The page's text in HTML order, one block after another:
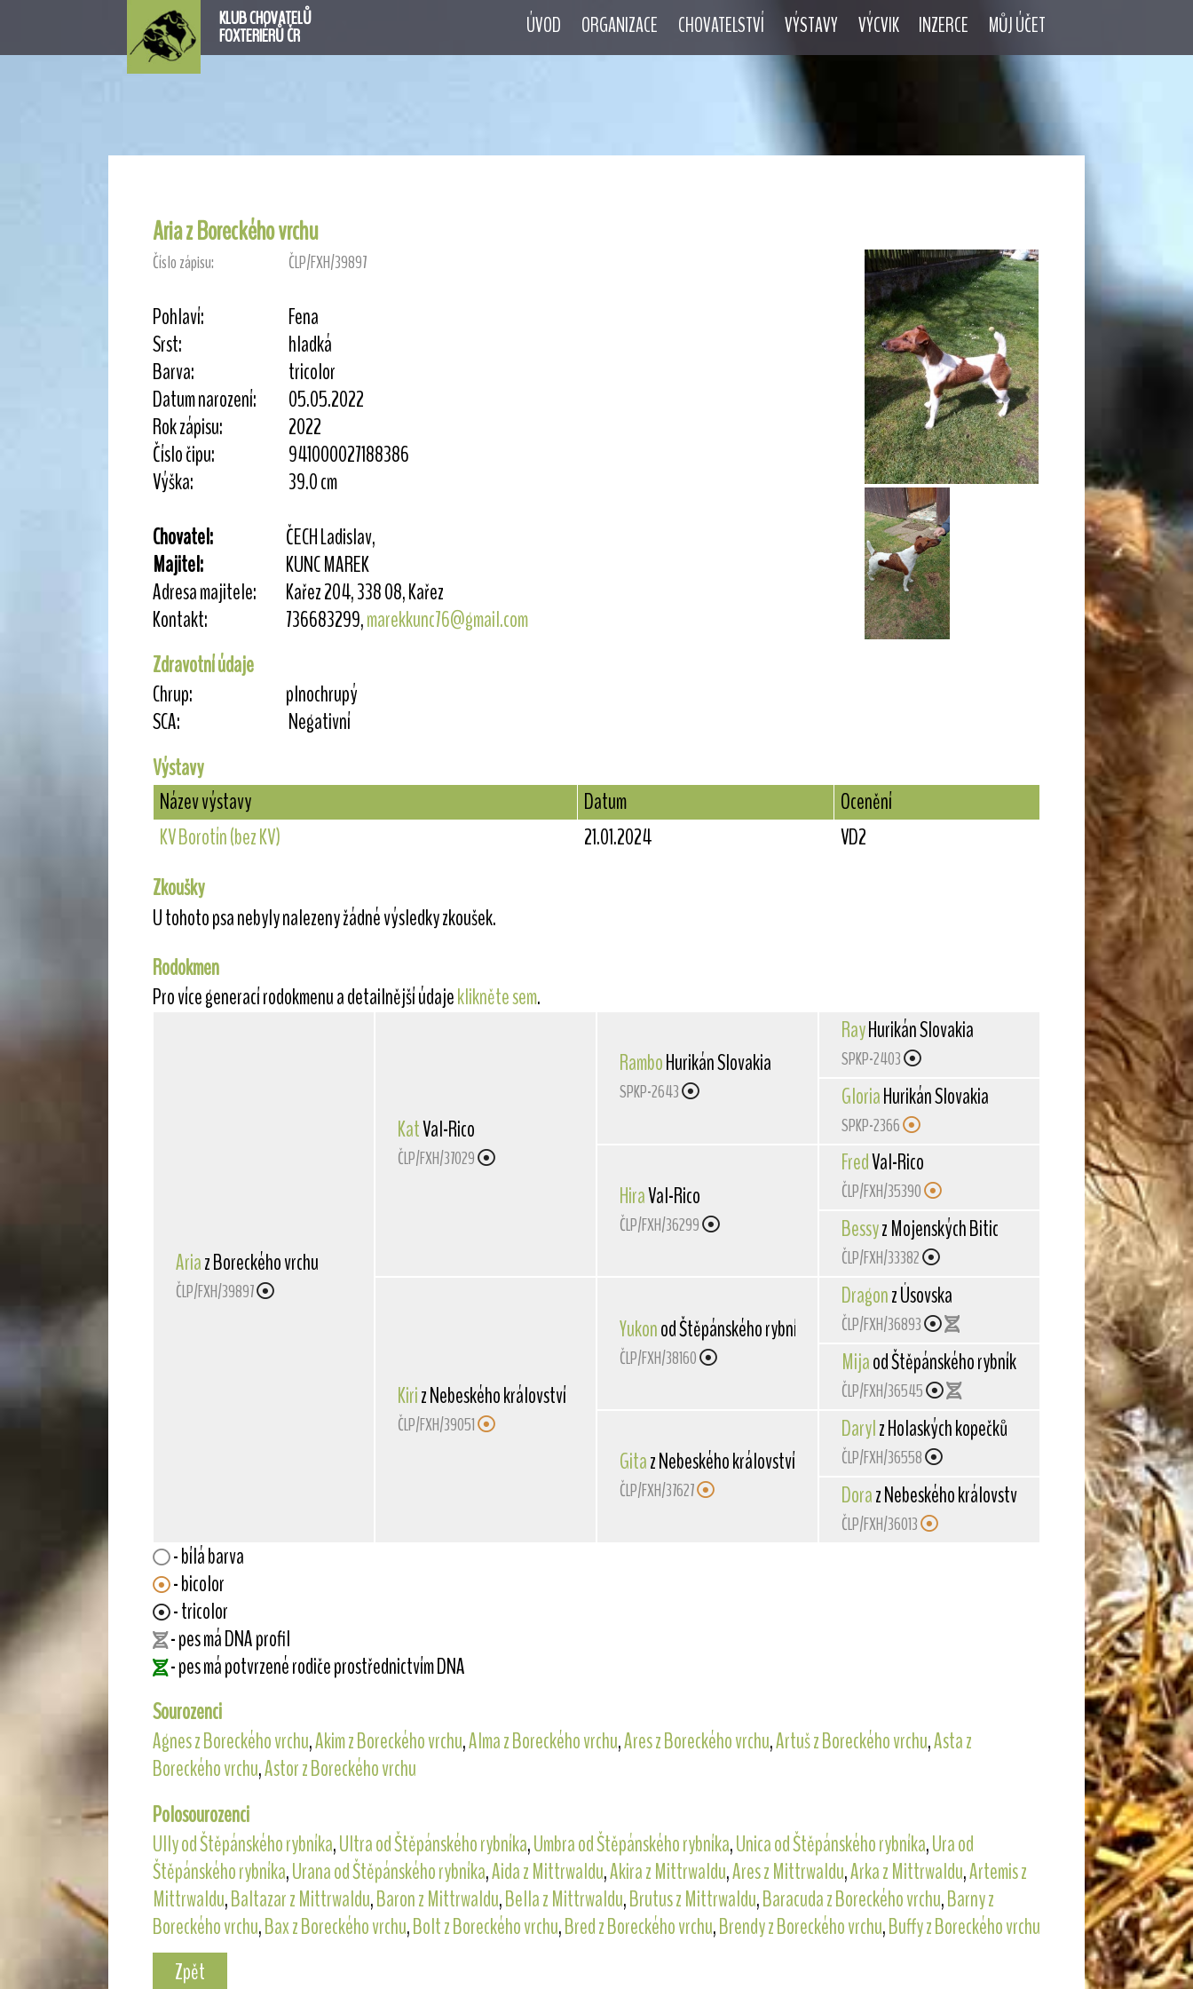
KLUB CHOVATELŮ
FOXTERIÉRŮ ČR ÚVOD ORGANIZACE CHOVATELSTVÍ VÝSTAVY VÝCVIK INZERCE MŮJ ÚČET
Aria z Boreckého vrchu
Číslo zápisu: ČLP/FXH/39897
Pohlaví:
Fena
Srst:
hladká
Barva:
tricolor
Datum narození:
05.05.2022
Rok zápisu:
2022
Číslo čipu:
941000027188386
Výška:
39.0 cm
Chovatel:
ČECH Ladislav,
Majitel:
KUNC MAREK
Adresa majitele:
Kařez 204, 338 08, Kařez
Kontakt:
736683299,marekkunc76@gmail.com
Zdravotní údaje
Chrup:
plnochrupý
SCA:
Negativní
Výstavy
Název výstavy
Datum
Ocenění
KV Borotín (bez KV)
21.01.2024
VD2
Zkoušky
U tohoto psa nebyly nalezeny žádné výsledky zkoušek.
Rodokmen
Pro více generací rodokmenu a detailnější údajeklikněte sem.
Ariaz Boreckého vrchu
ČLP/FXH/39897
KatVal-Rico
ČLP/FXH/37029
Kiriz Nebeského království
ČLP/FXH/39051
RamboHurikán Slovakia
SPKP-2643
HiraVal-Rico
ČLP/FXH/36299
Yukonod Štěpánského rybníka
ČLP/FXH/38160
Gitaz Nebeského království
ČLP/FXH/37627
RayHurikán Slovakia
SPKP-2403
GloriaHurikán Slovakia
SPKP-2366
FredVal-Rico
ČLP/FXH/35390
Bessyz Mojenských Bitic
ČLP/FXH/33382
Dragonz Úsovska
ČLP/FXH/36893
Mijaod Štěpánského rybníka
ČLP/FXH/36545
Darylz Holaských kopečků
ČLP/FXH/36558
Doraz Nebeského království
ČLP/FXH/36013
- bílá barva
- bicolor
- tricolor
- pes má DNA profil
- pes má potvrzené rodiče prostřednictvím DNA
Sourozenci
Agnes z Boreckého vrchu,Akim z Boreckého vrchu,Alma z Boreckého vrchu,Ares z Boreckého vrchu,Artuš z Boreckého vrchu,Asta z
Boreckého vrchu,Astor z Boreckého vrchu
Polosourozenci
Ully od Štěpánského rybníka,Ultra od Štěpánského rybníka,Umbra od Štěpánského rybníka,Unica od Štěpánského rybníka,Ura od
Štěpánského rybníka,Urana od Štěpánského rybníka,Aida z Mittrwaldu,Akira z Mittrwaldu,Ares z Mittrwaldu,Arka z Mittrwaldu,Artemis z
Mittrwaldu,Baltazar z Mittrwaldu,Baron z Mittrwaldu,Bella z Mittrwaldu,Brutus z Mittrwaldu,Baracuda z Boreckého vrchu,Barny z
Boreckého vrchu,Bax z Boreckého vrchu,Bolt z Boreckého vrchu,Bred z Boreckého vrchu,Brendy z Boreckého vrchu,Buffy z Boreckého vrchu
Zpět